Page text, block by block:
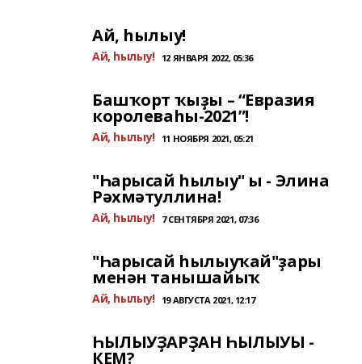
Ай, һылыу!
Ай, һылыу! 12 ЯНВАРЯ 2022, 05:36
Башҡорт ҡыҙы – “Евразия
королеваһы-2021”!
Ай, һылыу! 11 НОЯБРЯ 2021, 05:21
"Һарысай һылыу" ы - Элина
Рәхмәтуллина!
Ай, һылыу! 7 СЕНТЯБРЯ 2021, 07:36
"Һарысай һылыуҡай"ҙары
менән танышайыҡ
Ай, һылыу! 19 АВГУСТА 2021, 12:17
ҺЫЛЫУҘАРҘАН ҺЫЛЫУЫ -
КЕМ?